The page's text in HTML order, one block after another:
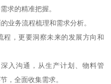
求的精准把握。
业务流程梳理和需求分析。
程，更要洞察未来的发展方向和
入沟通，从生产计划、物料管
，全面收集需求。